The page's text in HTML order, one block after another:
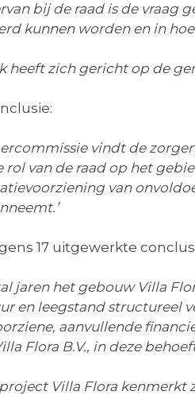
bij de raad is de vraag
kunnen worden en in
heeft zich gericht op de
vindt de
van de raad op het
van
17 uitgewerkte
jaren het gebouw Villa
en leegstand structureel
aanvullende
Flora B.V., in deze
Villa Flora